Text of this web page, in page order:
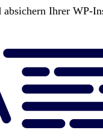
absichern Ihrer WP-